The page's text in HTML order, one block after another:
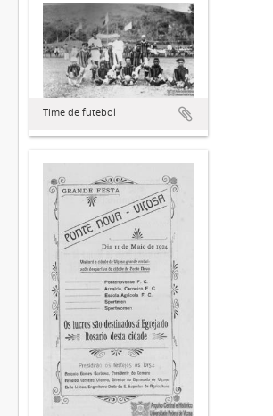
Time de futebol